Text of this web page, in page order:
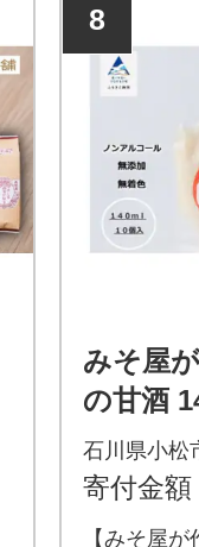
8
みそ屋
の甘酒
ま酒 甘
石川県小松
寄付金額
【みそ屋